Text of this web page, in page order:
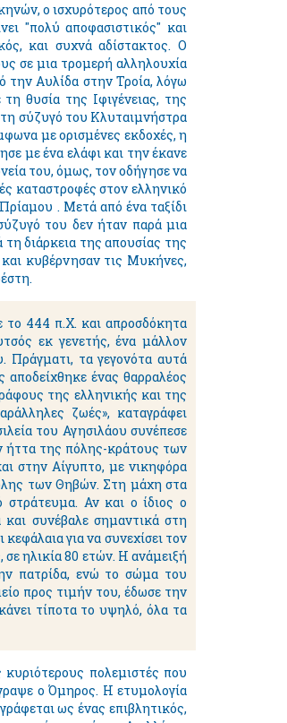
ο ισχυρότερος από τους
"πολύ αποφασιστικός" και
και συχνά αδίστακτος. Ο
σε μια τρομερή αλληλουχία
την Αυλίδα στην Τροία, λόγω
θυσία της Ιφιγένειας, της
σύζυγό του Κλυταιμνήστρα
με ορισμένες εκδοχές, η
με ένα ελάφι και την έκανε
του, όμως, τον οδήγησε να
καταστροφές στον ελληνικό
. Μετά από ένα ταξίδι
του δεν ήταν παρά μια
διάρκεια της απουσίας της
κυβέρνησαν τις Μυκήνες,
το 444 π.Χ. και απροσδόκητα
εκ γενετής, ένα μάλλον
Πράγματι, τα γεγονότα αυτά
ένας θαρραλέος
της ελληνικής και της
ζωές», καταγράφει
του Αγησιλάου συνέπεσε
ήττα της πόλης-κράτους των
στην Αίγυπτο, με νικηφόρα
των Θηβών. Στη μάχη στα
Αν και ο ίδιος ο
συνέβαλε σημαντικά στη
για να συνεχίσει τον
ηλικία 80 ετών. Η ανάμειξή
πατρίδα, ενώ το σώμα του
προς τιμήν του, έδωσε την
τίποτα το υψηλό, όλα τα
πολεμιστές που
ο Όμηρος. Η ετυμολογία
ως ένας επιβλητικός,